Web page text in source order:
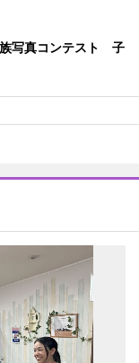
写真コンテスト 子